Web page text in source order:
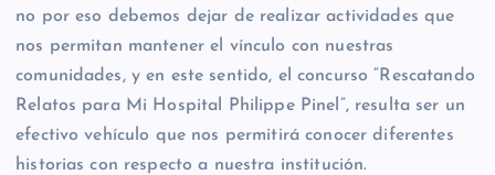
no por eso debemos dejar de realizar actividades que
nos permitan mantener el vínculo con nuestras
comunidades, y en este sentido, el concurso “Rescatando
Relatos para Mi Hospital Philippe Pinel”, resulta ser un
efectivo vehículo que nos permitirá conocer diferentes
historias con respecto a nuestra institución.